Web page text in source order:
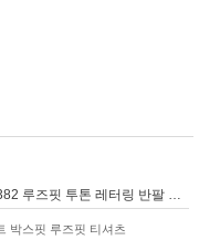
BTS382 루즈핏 투톤 레터링 반팔 티셔츠, 롱티
박스핏 루즈핏 티셔츠